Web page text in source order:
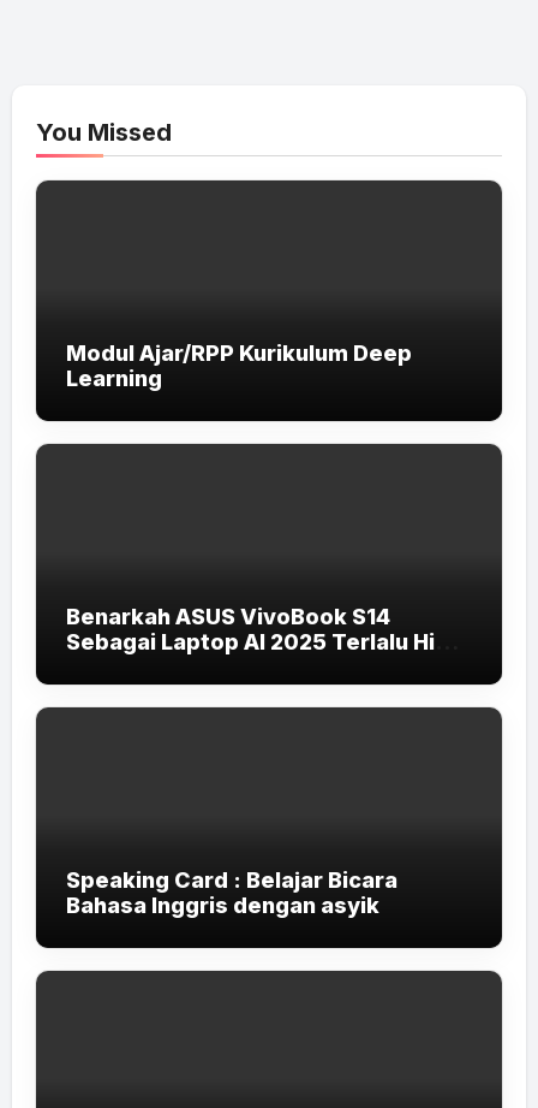
You Missed
Modul Ajar/RPP Kurikulum Deep
Learning
Benarkah ASUS VivoBook S14
Sebagai Laptop AI 2025 Terlalu High-
Speaking Card : Belajar Bicara
Bahasa Inggris dengan asyik